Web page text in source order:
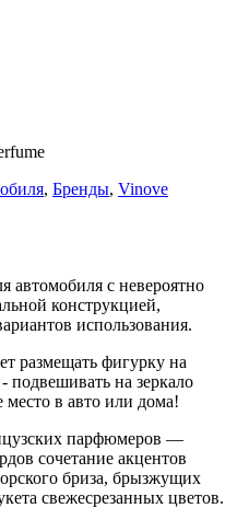
, Бренды, Vinove
автомобиля с невероятно
конструкцией,
использования.
размещать фигурку на
подвешивать на зеркало
место в авто или дома!
парфюмеров —
сочетание акцентов
бриза, брызжущих
свежесрезанных цветов.